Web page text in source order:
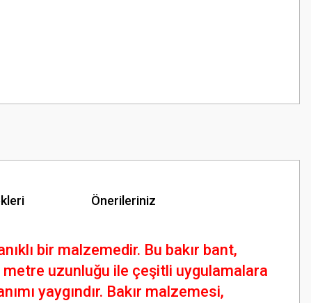
Önerileriniz
bir malzemedir. Bu bakır bant,
uzunluğu ile çeşitli uygulamalara
yaygındır. Bakır malzemesi,